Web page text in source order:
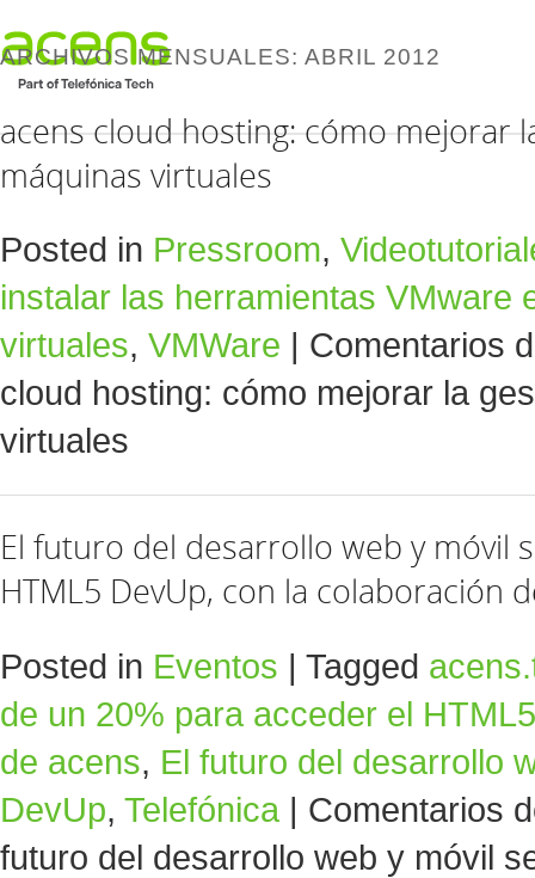
ARCHIVOS MENSUALES: ABRIL 2012
acens cloud hosting: cómo mejorar
máquinas virtuales
Posted in Pressroom,
instalar las herramientas VMware
virtuales, VMWare
Comentarios
cloud hosting: cómo mejorar la
virtuales
El futuro del desarrollo web y móvil
HTML5 DevUp, con la colaboración
Posted in Eventos | Tagged
de un 20% para acceder el
de acens, El futuro del desarrollo
DevUp, Telefónica | Comentarios
futuro del desarrollo web y móvil